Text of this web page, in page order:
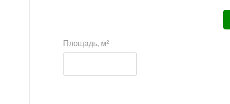
Площадь, м2